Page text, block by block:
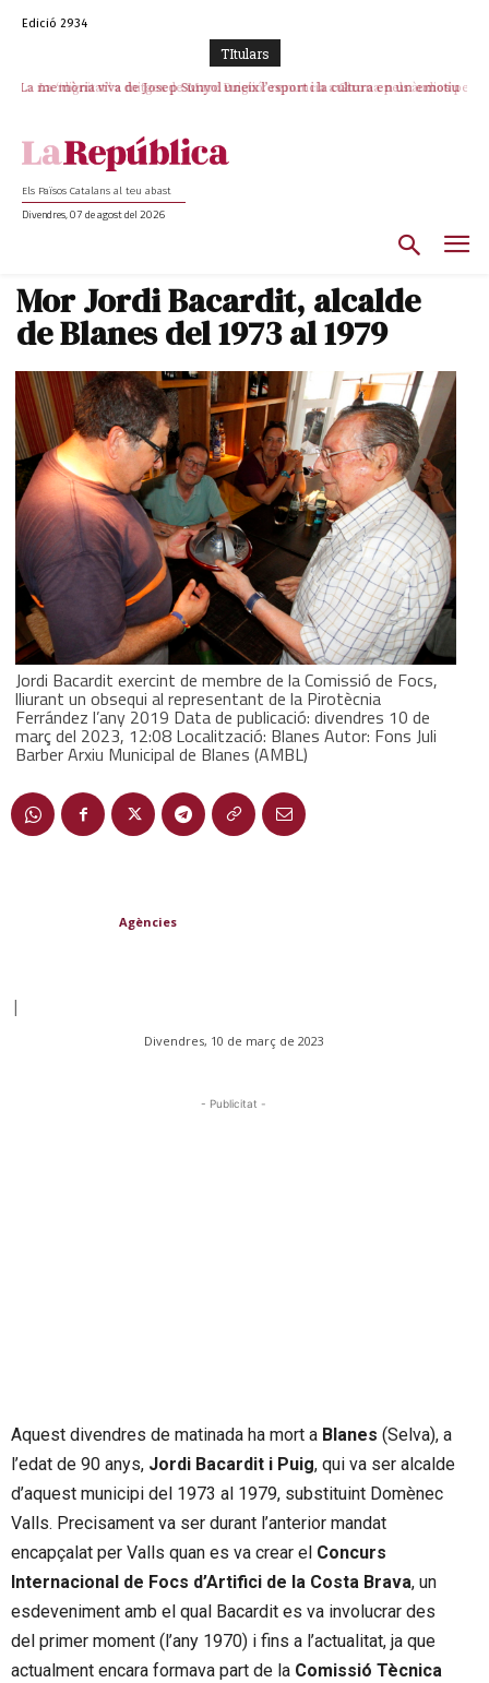
Edició 2934
TItulars
La memòria viva de Josep Sunyol uneix l’esport i la cultura en un emotiu
La “dignitat” a mitges de Marc Puigtió: renuncia a Girona pels àudios però
Els Països Catalans al teu abast
Divendres, 07 de agost del 2026
Mor Jordi Bacardit, alcalde
de Blanes del 1973 al 1979
Jordi Bacardit exercint de membre de la Comissió de Focs,
lliurant un obsequi al representant de la Pirotècnia
Ferrández l’any 2019 Data de publicació: divendres 10 de
març del 2023, 12:08 Localització: Blanes Autor: Fons Juli
Barber Arxiu Municipal de Blanes (AMBL)
Agències
|
Divendres, 10 de març de 2023
- Publicitat -
Aquest divendres de matinada ha mort a Blanes (Selva), a
l’edat de 90 anys, Jordi Bacardit i Puig, qui va ser alcalde
d’aquest municipi del 1973 al 1979, substituint Domènec
Valls. Precisament va ser durant l’anterior mandat
encapçalat per Valls quan es va crear el Concurs
Internacional de Focs d’Artifici de la Costa Brava, un
esdeveniment amb el qual Bacardit es va involucrar des
del primer moment (l’any 1970) i fins a l’actualitat, ja que
actualment encara formava part de la Comissió Tècnica